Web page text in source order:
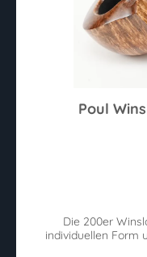
Poul
Die 200er
individuellen Form